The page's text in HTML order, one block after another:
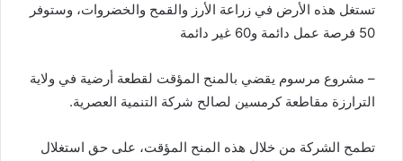
تستغل هذه الأرض في زراعة الأرز والقمح والخضروات، وستوفر
50 فرصة عمل دائمة و60 غير دائمة
– مشروع مرسوم يقضي بالمنح المؤقت لقطعة أرضية في ولاية
الترارزة مقاطعة كرمسين لصالح شركة التنمية العصرية.
تطمح الشركة من خلال هذه المنح المؤقت، على حق استغلال